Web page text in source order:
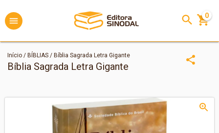
0
Início / BÍBLIAS / Bíblia Sagrada Letra Gigante
Bíblia Sagrada Letra Gigante